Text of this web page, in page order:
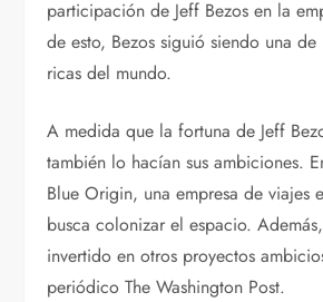
participación de Jeff Bezos en la
de esto, Bezos siguió siendo una de
ricas del mundo.
A medida que la fortuna de Jeff
también lo hacían sus ambiciones.
Blue Origin, una empresa de viajes
busca colonizar el espacio.
invertido en otros proyectos
periódico The Washington Post.